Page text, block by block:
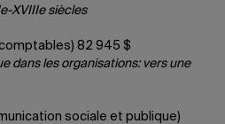
XVIIIe siècles
82 945 $
dans les organisations: vers une
sociale et publique)